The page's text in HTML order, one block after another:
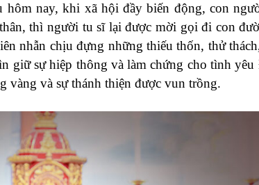
nay, khi xã hội đầy biến động, con
thì người tu sĩ lại được mời gọi đi con
nhẫn chịu đựng những thiếu thốn, thử
giữ sự hiệp thông và làm chứng cho tình
vàng và sự thánh thiện được vun trồng.